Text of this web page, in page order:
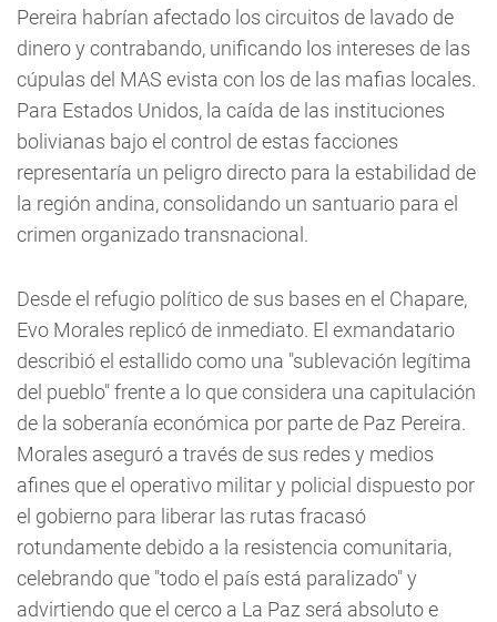
Pereira habrían afectado los circuitos de lavado de
dinero y contrabando, unificando los intereses de las
cúpulas del MAS evista con los de las mafias locales.
Para Estados Unidos, la caída de las instituciones
bolivianas bajo el control de estas facciones
representaría un peligro directo para la estabilidad de
la región andina, consolidando un santuario para el
crimen organizado transnacional.
Desde el refugio político de sus bases en el Chapare,
Evo Morales replicó de inmediato. El exmandatario
describió el estallido como una "sublevación legítima
del pueblo" frente a lo que considera una capitulación
de la soberanía económica por parte de Paz Pereira.
Morales aseguró a través de sus redes y medios
afines que el operativo militar y policial dispuesto por
el gobierno para liberar las rutas fracasó
rotundamente debido a la resistencia comunitaria,
celebrando que "todo el país está paralizado" y
advirtiendo que el cerco a La Paz será absoluto e